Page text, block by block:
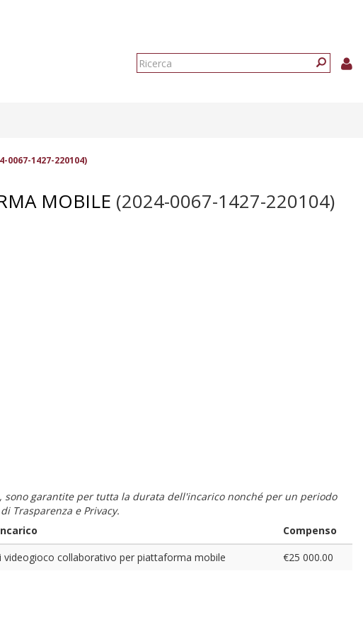
Form
0067-1427-220104)
MOBILE (2024-0067-1427-220104)
garantite per tutta la durata dell'incarico nonché per un periodo
Trasparenza e Privacy.
Compenso
videogioco collaborativo per piattaforma mobile €25 000.00